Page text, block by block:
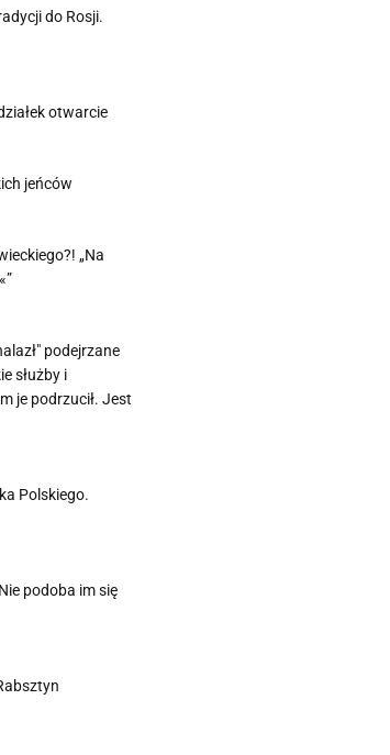
do Rosji.
otwarcie
jeńców
„Na
podejrzane
służby i
je podrzucił. Jest
Polskiego.
podoba im się